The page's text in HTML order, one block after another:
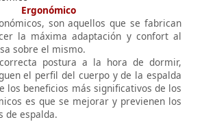
Ergonómico
son aquellos que se fabrican
la máxima adaptación y confort al
sobre el mismo.
postura a la hora de dormir,
el perfil del cuerpo y de la espalda
los beneficios más significativos de los
es que se mejorar y previenen los
de espalda.